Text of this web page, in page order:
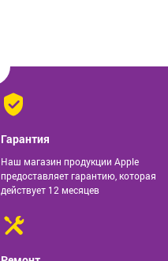
Гарантия
Наш магазин продукции Apple
предоставляет гарантию, которая
действует 12 месяцев